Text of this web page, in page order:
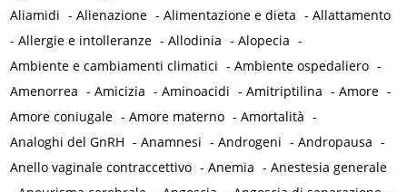
Aliamidi -Alienazione -Alimentazione e dieta -Allattamento
-Allergie e intolleranze -Allodinia -Alopecia -
Ambiente e cambiamenti climatici -Ambiente ospedaliero -
Amenorrea -Amicizia -Aminoacidi -Amitriptilina -Amore -
Amore coniugale -Amore materno -Amortalità -
Analoghi del GnRH -Anamnesi -Androgeni -Andropausa -
Anello vaginale contraccettivo -Anemia -Anestesia generale